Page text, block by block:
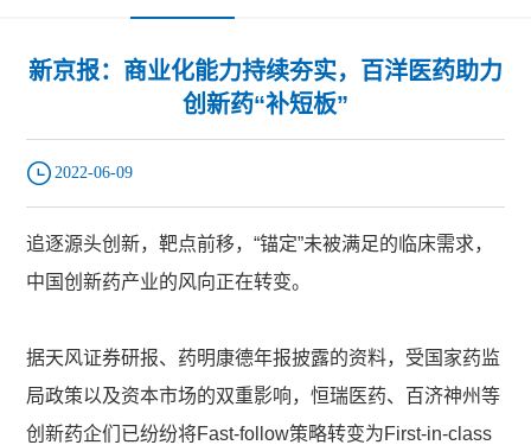
新京报：商业化能力持续夯实，百洋医药助力
创新药“补短板”
2022-06-09
追逐源头创新，靶点前移，“锚定”未被满足的临床需求，
中国创新药产业的风向正在转变。
据天风证券研报、药明康德年报披露的资料，受国家药监
局政策以及资本市场的双重影响，恒瑞医药、百济神州等
创新药企们已纷纷将Fast-follow策略转变为First-in-class